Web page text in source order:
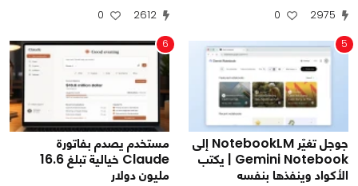
2975
0
2612
0
5
جوجل تغيّر NotebookLM إلى
Gemini Notebook | يكتب
الأكواد وينفذها بنفسه
6
مستخدم يصدم بفاتورة
Claude خيالية تبلغ 16.6
مليون دولار